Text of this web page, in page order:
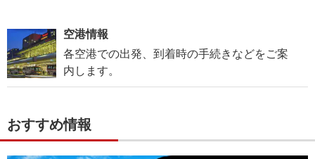
空港情報
各空港での出発、到着時の手続きなどをご案
内します。
おすすめ情報